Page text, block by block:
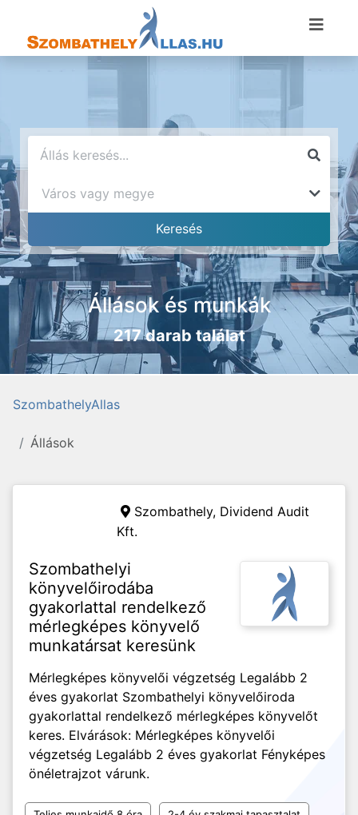
Állások és munkák
217 darab találat
SzombathelyAllas
Állások
Szombathely, Dividend Audit
Kft.
Szombathelyi
könyvelőirodába
gyakorlattal rendelkező
mérlegképes könyvelő
munkatársat keresünk
Mérlegképes könyvelői végzetség Legalább 2
éves gyakorlat Szombathelyi könyvelőiroda
gyakorlattal rendelkező mérlegképes könyvelőt
keres. Elvárások: Mérlegképes könyvelői
végzetség Legalább 2 éves gyakorlat Fényképes
önéletrajzot várunk.